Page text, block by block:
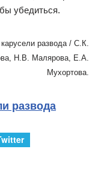
убедиться.
развода / С.К.
Н.В. Малярова, Е.А.
Мухортова.
развода